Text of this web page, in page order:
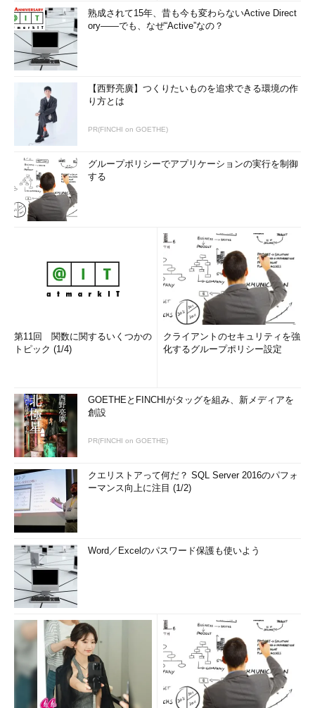
熟成されて15年、昔も今も変わらないActive Direct
ory――でも、なぜ“Active”なの？
【西野亮廣】つくりたいものを追求できる環境の作
り方とは
PR(FINCHI on GOETHE)
グループポリシーでアプリケーションの実行を制御
する
第11回 関数に関するいくつかの
トピック (1/4)
クライアントのセキュリティを強
化するグループポリシー設定
GOETHEとFINCHIがタッグを組み、新メディアを
創設
PR(FINCHI on GOETHE)
クエリストアって何だ？ SQL Server 2016のパフォ
ーマンス向上に注目 (1/2)
Word／Excelのパスワード保護も使いよう